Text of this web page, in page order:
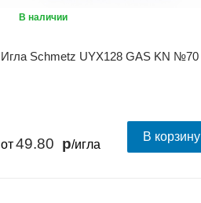
Игла Schmetz UYX128 GAS KN №70
В наличии
от 49.80 /игла
В корзину